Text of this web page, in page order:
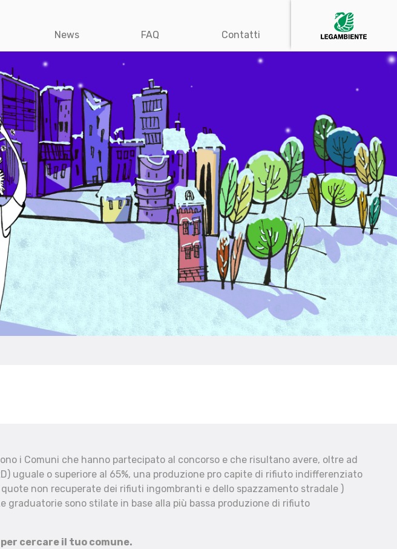
News FAQ Contatti
i Comuni che hanno partecipato al concorso e che risultano avere, oltre ad
uguale o superiore al 65%, una produzione pro capite di rifiuto indifferenziato
non recuperate dei rifiuti ingombranti e dello spazzamento stradale )
graduatorie sono stilate in base alla più bassa produzione di rifiuto
cercare il tuo comune.